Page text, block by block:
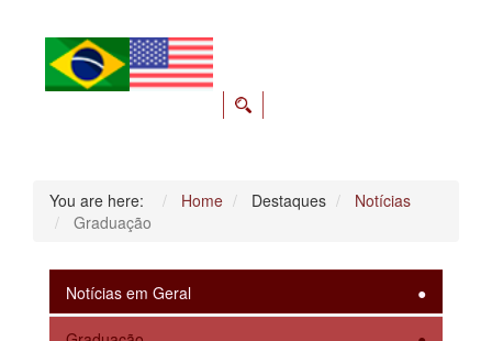
You are here: Home Destaques
Notícias
Graduação
Notícias em Geral